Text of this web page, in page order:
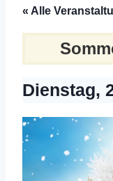
« Alle
Dienstag,